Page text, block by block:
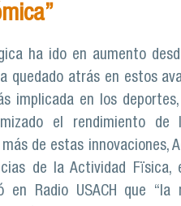
ha ido en aumento
quedado atrás en estos
implicada en los
el rendimiento de
de estas innovaciones,
de la Actividad Fïsica,
en Radio USACH que